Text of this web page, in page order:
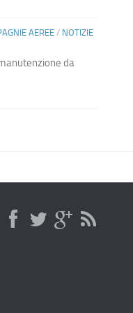
AEREE/ NOTIZIE
da